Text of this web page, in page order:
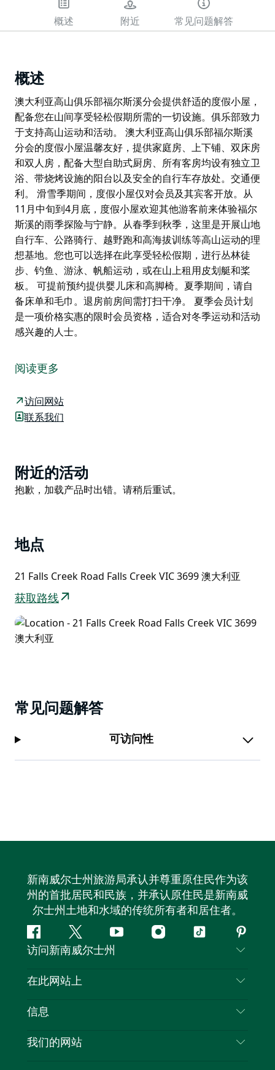
概述 附近 常见问题解答
概述
澳大利亚高山俱乐部福尔斯溪分会提供舒适的度假小屋，
配备您在山间享受轻松假期所需的一切设施。俱乐部致力
于支持高山运动和活动。 澳大利亚高山俱乐部福尔斯溪
分会的度假小屋温馨友好，提供家庭房、上下铺、双床房
和双人房，配备大型自助式厨房、所有客房均设有独立卫
浴、带烧烤设施的阳台以及安全的自行车存放处。交通便
利。 滑雪季期间，度假小屋仅对会员及其宾客开放。从
11月中旬到4月底，度假小屋欢迎其他游客前来体验福尔
斯溪的雨季探险与宁静。从春季到秋季，这里是开展山地
自行车、公路骑行、越野跑和高海拔训练等高山运动的理
想基地。您也可以选择在此享受轻松假期，进行丛林徒
步、钓鱼、游泳、帆船运动，或在山上租用皮划艇和桨
板。 可提前预约提供婴儿床和高脚椅。夏季期间，请自
备床单和毛巾。退房前房间需打扫干净。 夏季会员计划
是一项价格实惠的限时会员资格，适合对冬季运动和活动
感兴趣的人士。
配备您在山间享受轻松假期所需的一切设施。俱乐部致力
于支持高山运动和活动。
澳大利亚高山俱乐部福尔斯溪分会的度假小屋温馨友好，
提供家庭房、上下铺、双床房和双人房，配备大型自助式
滑雪季期间，度假小屋仅对会员及其宾客开放。从11月
中旬到4月底，度假小屋欢迎其他游客前来体验福尔斯溪
的雨季探险与宁静。从春季到秋季，这里是开展山地自行
鱼、游泳、帆船运动，或在山上租用皮划艇和桨板。
和毛巾。退房前房间需打扫干净。
夏季会员计划是一项价格实惠的限时会员资格，适合对冬
季运动和活动感兴趣的人士。
阅读更多
访问网站
联系我们
Product
List
附近的活动
Product
抱歉，加载产品时出错。请稍后重试。
地点
21 Falls Creek Road Falls Creek VIC 3699 澳大利亚
获取路线
常见问题解答
可访问性
新南威尔士州旅游局承认并尊重原住民作为该
州的首批居民和民族，并承认原住民是新南威
尔士州土地和水域的传统所有者和居住者。
Facebook叽
叽
喳
YouTubeInstagram
抖
访问新南威尔士州
联系我们
隐私
Cookie 通知
在此网站上
目的地
新南威尔士州公路旅行
信息
旅行信息
我们的网站